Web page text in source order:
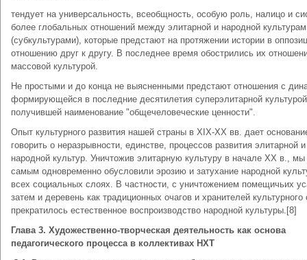
тендует на универсальность, всеобщность, особую роль, налицо и
более глобальных отношений между элитарной и народной
(субкультурами), которые предстают на протяжении истории в
отношению друг к другу. В последнее время обострились их
массовой культурой.
Не простыми и до конца не выясненными предстают отношения с
формирующейся в последние десятилетия суперэлитарной
получившей наименование "общечеловеческие ценности".
Опыт культурного развития нашей страны в XIX-XX вв. дает
говорить о неразрывности, единстве, процессов развития элитарной и
народной культур. Уничтожив элитарную культуру в начале XX в.,
самым одновременно обусловили эрозию и затухание народной
всех социальных слоях. В частности, с уничтожением помещичьих
затем и деревень как традиционных очагов и хранителей культурного
прекратилось естественное воспроизводство народной культуры.[8]
Глава 3. Художественно-творческая деятельность как основа
педагогического процесса в коллективах НХТ